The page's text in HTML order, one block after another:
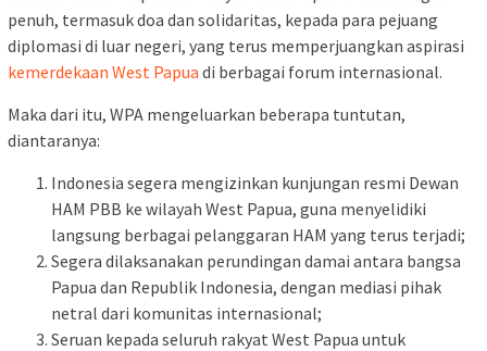
penuh, termasuk doa dan solidaritas, kepada para pejuang
diplomasi di luar negeri, yang terus memperjuangkan aspirasi
kemerdekaan West Papua di berbagai forum internasional.
Maka dari itu, WPA mengeluarkan beberapa tuntutan,
diantaranya:
Indonesia segera mengizinkan kunjungan resmi Dewan
HAM PBB ke wilayah West Papua, guna menyelidiki
langsung berbagai pelanggaran HAM yang terus terjadi;
Segera dilaksanakan perundingan damai antara bangsa
Papua dan Republik Indonesia, dengan mediasi pihak
netral dari komunitas internasional;
Seruan kepada seluruh rakyat West Papua untuk